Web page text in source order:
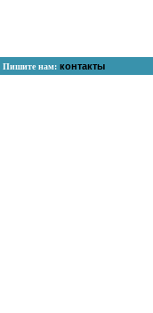
Пишите нам: контакты